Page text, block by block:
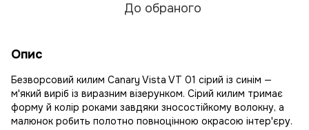
До обраного
Опис
Безворсовий килим Canary Vista VT 01 сірий із синім —
м'який виріб із виразним візерунком. Сірий килим тримає
форму й колір роками завдяки зносостійкому волокну, а
малюнок робить полотно повноцінною окрасою інтер'єру.